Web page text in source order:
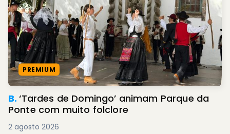
PREMIUM
B.‘Tardes de Domingo’ animam Parque da
Ponte com muito folclore
2 agosto 2026